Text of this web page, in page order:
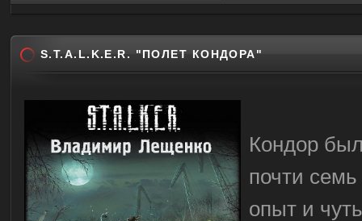
S.T.A.L.K.E.R. "ПОЛЕТ КОНДОРА"
Кондор
почти
опыт и